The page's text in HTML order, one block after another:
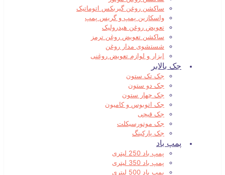
ساکشن روغن گیربکس اتوماتیک
واسکازین پمپ و گریس پمپ
تعویض روغن هیدرولیک
ساکشن تعویض روغن ترمز
شستشوی مدار روغن
ابزار و لوازم تعویض روغنی
جک بالابر
جک تک ستون
جک دو ستون
جک چهار ستون
جک اتوبوس و کامیون
جک قیچی
جک موتورسیکلت
جک پارکینگ
پمپ باد
پمپ باد 250 لیتری
پمپ باد 350 لیتری
پمپ باد 500 لیتری